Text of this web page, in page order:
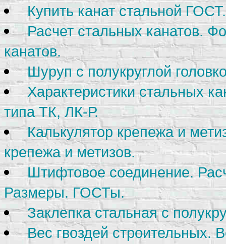
Купить канат стальной
Расчет стальных канатов.
канатов.
Шуруп с полукруглой
Характеристики стальных
типа ТК, ЛК-Р.
Калькулятор крепежа и
крепежа и метизов.
Штифтовое соединение.
Размеры. ГОСТы.
Заклепка стальная с
Вес гвоздей строительных.